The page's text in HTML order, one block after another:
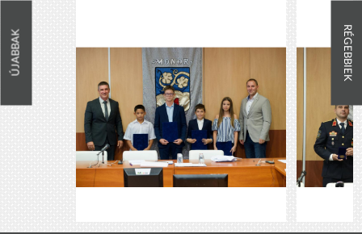
ÚJABBAK RÉGEBBIEK